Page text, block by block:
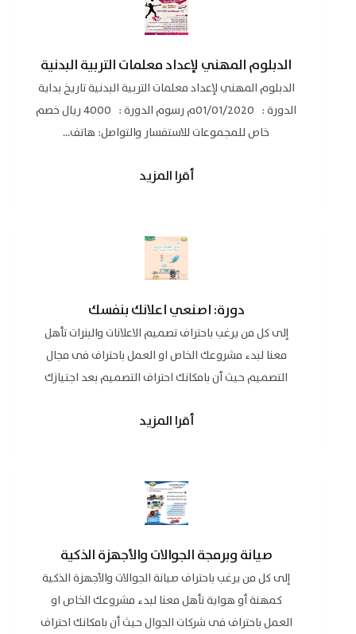
الدبلوم المهني لإعداد معلمات التربية البدنية
الدبلوم المهني لإعداد معلمات التربية البدنية تاريخ بداية
الدورة : 01/01/2020م رسوم الدورة : 4000 ريال خصم
خاص للمجموعات للاستفسار والتواصل: هاتف...
أقرا المزيد
دورة: اصنعي اعلانك بنفسك
إلى كل من يرغب باحتراف تصميم الاعلانات والبنرات تأهل
معنا لبدء مشروعك الخاص او العمل باحتراف فى مجال
التصميم حيث أن بامكانك احتراف التصميم بعد اجتيازك
أقرا المزيد
صيانة وبرمجة الجوالات والأجهزة الذكية
إلى كل من يرغب باحتراف صيانة الجوالات والأجهزة الذكية
كمهنة أو هواية تأهل معنا لبدء مشروعك الخاص او
العمل باحتراف فى شركات الجوال حيث أن بامكانك احتراف